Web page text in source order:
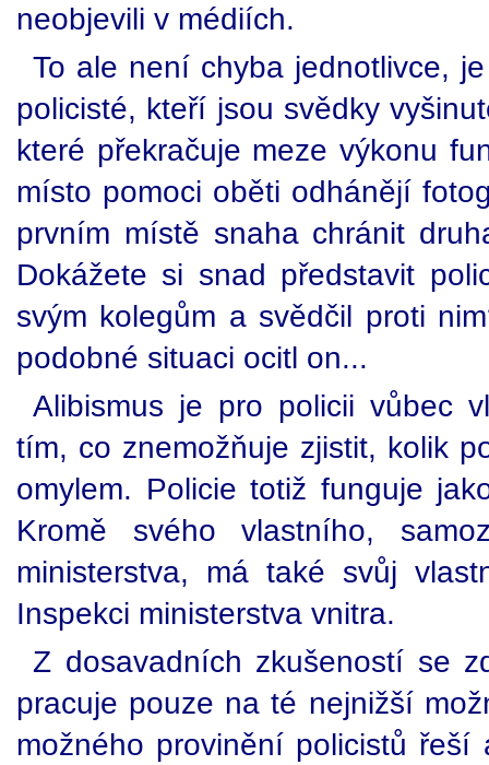
neobjevili v médiích.
To ale není chyba jednotlivce,
policisté, kteří jsou svědky
které překračuje meze výkonu
místo pomoci oběti odhánějí
prvním místě snaha chránit
Dokážete si snad představit
svým kolegům a svědčil proti
podobné situaci ocitl on...
Alibismus je pro policii vůbec
tím, co znemožňuje zjistit, kolik
omylem. Policie totiž funguje
Kromě svého vlastního,
ministerstva, má také svůj
Inspekci ministerstva vnitra.
Z dosavadních zkušeností se
pracuje pouze na té nejnižší
možného provinění policistů